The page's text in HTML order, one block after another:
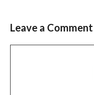
Leave a Comment